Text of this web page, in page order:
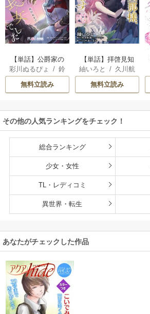
【単話】公爵家の
長女でした
彩川ぬるぴょ /鈴
音さや/
無料立読み
【単話】拝啓見知
らぬ旦那様、離婚
していただきます
紬いろと / 久川航
璃/あいるむ
無料立読み
その他の人気ランキングをチェック！
総合ランキング
少女・女性
TL・レディコミ
異世界・転生
あなたがチェックした作品